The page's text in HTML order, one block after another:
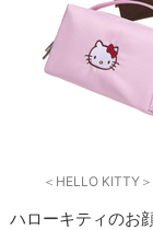
＜HELLO KITTY
ハローキティのお